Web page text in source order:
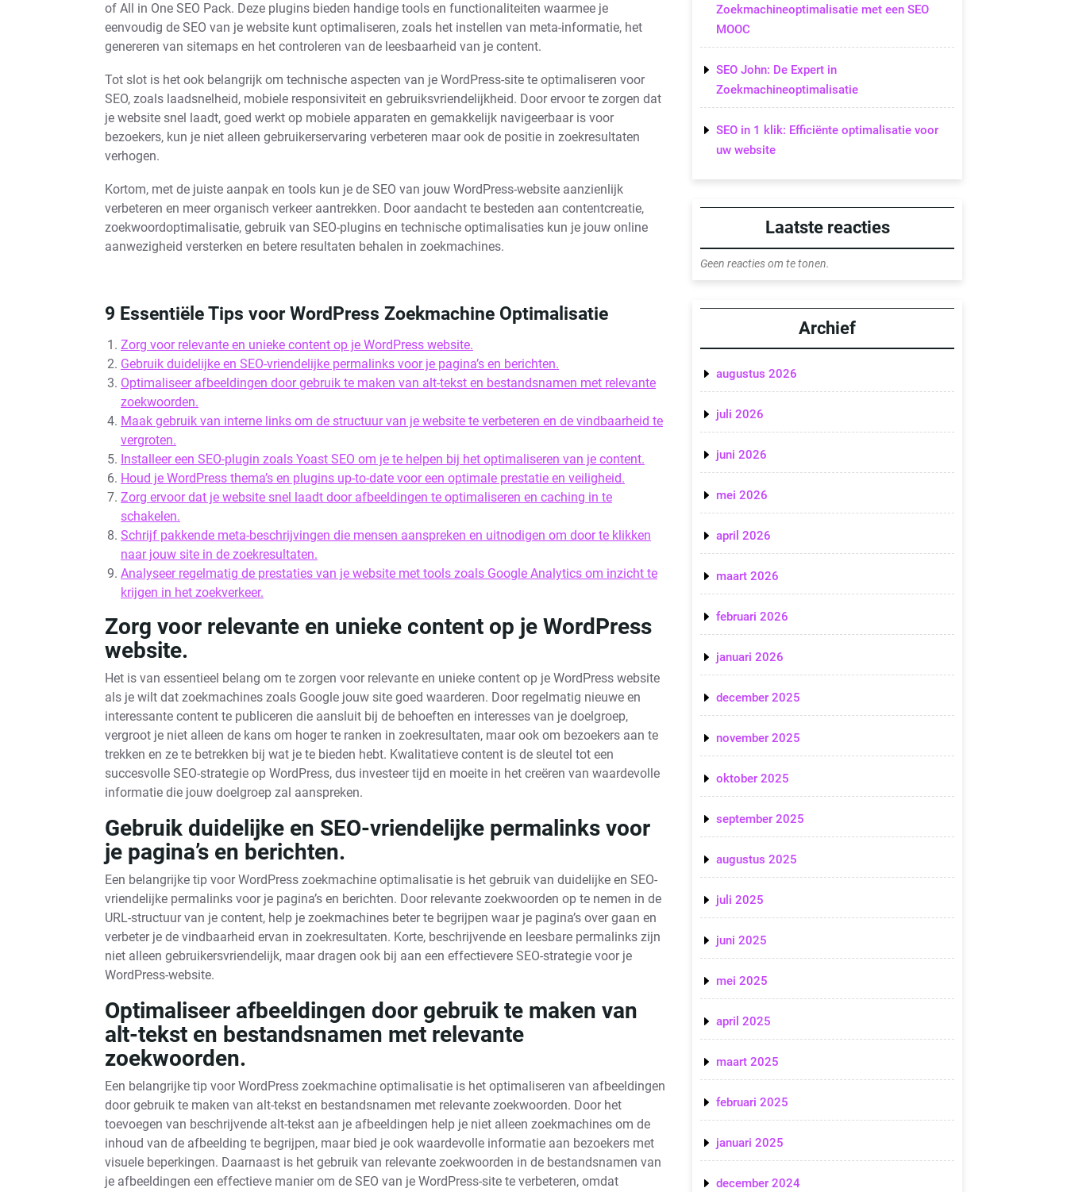
of All in One SEO Pack. Deze plugins bieden handige tools en functionaliteiten waarmee je
eenvoudig de SEO van je website kunt optimaliseren, zoals het instellen van meta-informatie, het
genereren van sitemaps en het controleren van de leesbaarheid van je content.
Tot slot is het ook belangrijk om technische aspecten van je WordPress-site te optimaliseren voor
SEO, zoals laadsnelheid, mobiele responsiviteit en gebruiksvriendelijkheid. Door ervoor te zorgen dat
je website snel laadt, goed werkt op mobiele apparaten en gemakkelijk navigeerbaar is voor
bezoekers, kun je niet alleen gebruikerservaring verbeteren maar ook de positie in zoekresultaten
verhogen.
Kortom, met de juiste aanpak en tools kun je de SEO van jouw WordPress-website aanzienlijk
verbeteren en meer organisch verkeer aantrekken. Door aandacht te besteden aan contentcreatie,
zoekwoordoptimalisatie, gebruik van SEO-plugins en technische optimalisaties kun je jouw online
aanwezigheid versterken en betere resultaten behalen in zoekmachines.
9 Essentiële Tips voor WordPress Zoekmachine Optimalisatie
Zorg voor relevante en unieke content op je WordPress website.
Gebruik duidelijke en SEO-vriendelijke permalinks voor je pagina’s en berichten.
Optimaliseer afbeeldingen door gebruik te maken van alt-tekst en bestandsnamen met relevante
zoekwoorden.
Maak gebruik van interne links om de structuur van je website te verbeteren en de vindbaarheid te
vergroten.
Installeer een SEO-plugin zoals Yoast SEO om je te helpen bij het optimaliseren van je content.
Houd je WordPress thema’s en plugins up-to-date voor een optimale prestatie en veiligheid.
Zorg ervoor dat je website snel laadt door afbeeldingen te optimaliseren en caching in te
schakelen.
Schrijf pakkende meta-beschrijvingen die mensen aanspreken en uitnodigen om door te klikken
naar jouw site in de zoekresultaten.
Analyseer regelmatig de prestaties van je website met tools zoals Google Analytics om inzicht te
krijgen in het zoekverkeer.
Zorg voor relevante en unieke content op je WordPress
website.
Het is van essentieel belang om te zorgen voor relevante en unieke content op je WordPress website
als je wilt dat zoekmachines zoals Google jouw site goed waarderen. Door regelmatig nieuwe en
interessante content te publiceren die aansluit bij de behoeften en interesses van je doelgroep,
vergroot je niet alleen de kans om hoger te ranken in zoekresultaten, maar ook om bezoekers aan te
trekken en ze te betrekken bij wat je te bieden hebt. Kwalitatieve content is de sleutel tot een
succesvolle SEO-strategie op WordPress, dus investeer tijd en moeite in het creëren van waardevolle
informatie die jouw doelgroep zal aanspreken.
Gebruik duidelijke en SEO-vriendelijke permalinks voor
je pagina’s en berichten.
Een belangrijke tip voor WordPress zoekmachine optimalisatie is het gebruik van duidelijke en SEO-
vriendelijke permalinks voor je pagina’s en berichten. Door relevante zoekwoorden op te nemen in de
URL-structuur van je content, help je zoekmachines beter te begrijpen waar je pagina’s over gaan en
verbeter je de vindbaarheid ervan in zoekresultaten. Korte, beschrijvende en leesbare permalinks zijn
niet alleen gebruikersvriendelijk, maar dragen ook bij aan een effectievere SEO-strategie voor je
WordPress-website.
Optimaliseer afbeeldingen door gebruik te maken van
alt-tekst en bestandsnamen met relevante
zoekwoorden.
Een belangrijke tip voor WordPress zoekmachine optimalisatie is het optimaliseren van afbeeldingen
door gebruik te maken van alt-tekst en bestandsnamen met relevante zoekwoorden. Door het
toevoegen van beschrijvende alt-tekst aan je afbeeldingen help je niet alleen zoekmachines om de
inhoud van de afbeelding te begrijpen, maar bied je ook waardevolle informatie aan bezoekers met
visuele beperkingen. Daarnaast is het gebruik van relevante zoekwoorden in de bestandsnamen van
je afbeeldingen een effectieve manier om de SEO van je WordPress-site te verbeteren, omdat
Zoekmachineoptimalisatie met een SEO
MOOC
SEO John: De Expert in
Zoekmachineoptimalisatie
SEO in 1 klik: Efficiënte optimalisatie voor
uw website
Laatste reacties
Geen reacties om te tonen.
Archief
augustus 2026
juli 2026
juni 2026
mei 2026
april 2026
maart 2026
februari 2026
januari 2026
december 2025
november 2025
oktober 2025
september 2025
augustus 2025
juli 2025
juni 2025
mei 2025
april 2025
maart 2025
februari 2025
januari 2025
december 2024